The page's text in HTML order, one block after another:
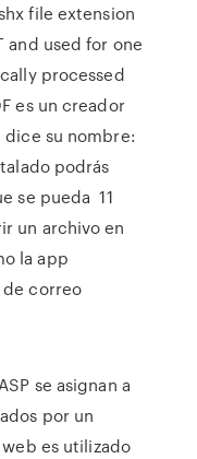
file extension
and used for one
processed
es un creador
dice su nombre:
podrás
se pueda 11
un archivo en
la app
de correo
se asignan a
por un
es utilizado